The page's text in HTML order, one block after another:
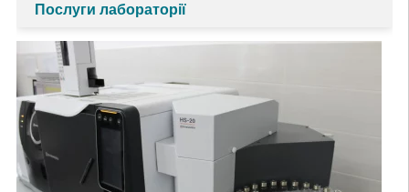
Послуги лабораторії